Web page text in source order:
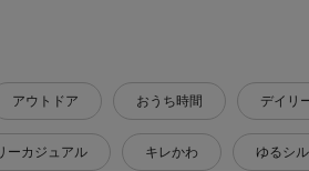
アウトドア おうち時間 デイリ
ーカジュアル キレかわ ゆるシ